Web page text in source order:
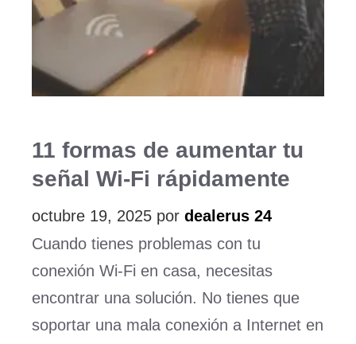
11 formas de aumentar tu
señal Wi-Fi rápidamente
octubre 19, 2025 por dealerus 24
Cuando tienes problemas con tu
conexión Wi-Fi en casa, necesitas
encontrar una solución. No tienes que
soportar una mala conexión a Internet en